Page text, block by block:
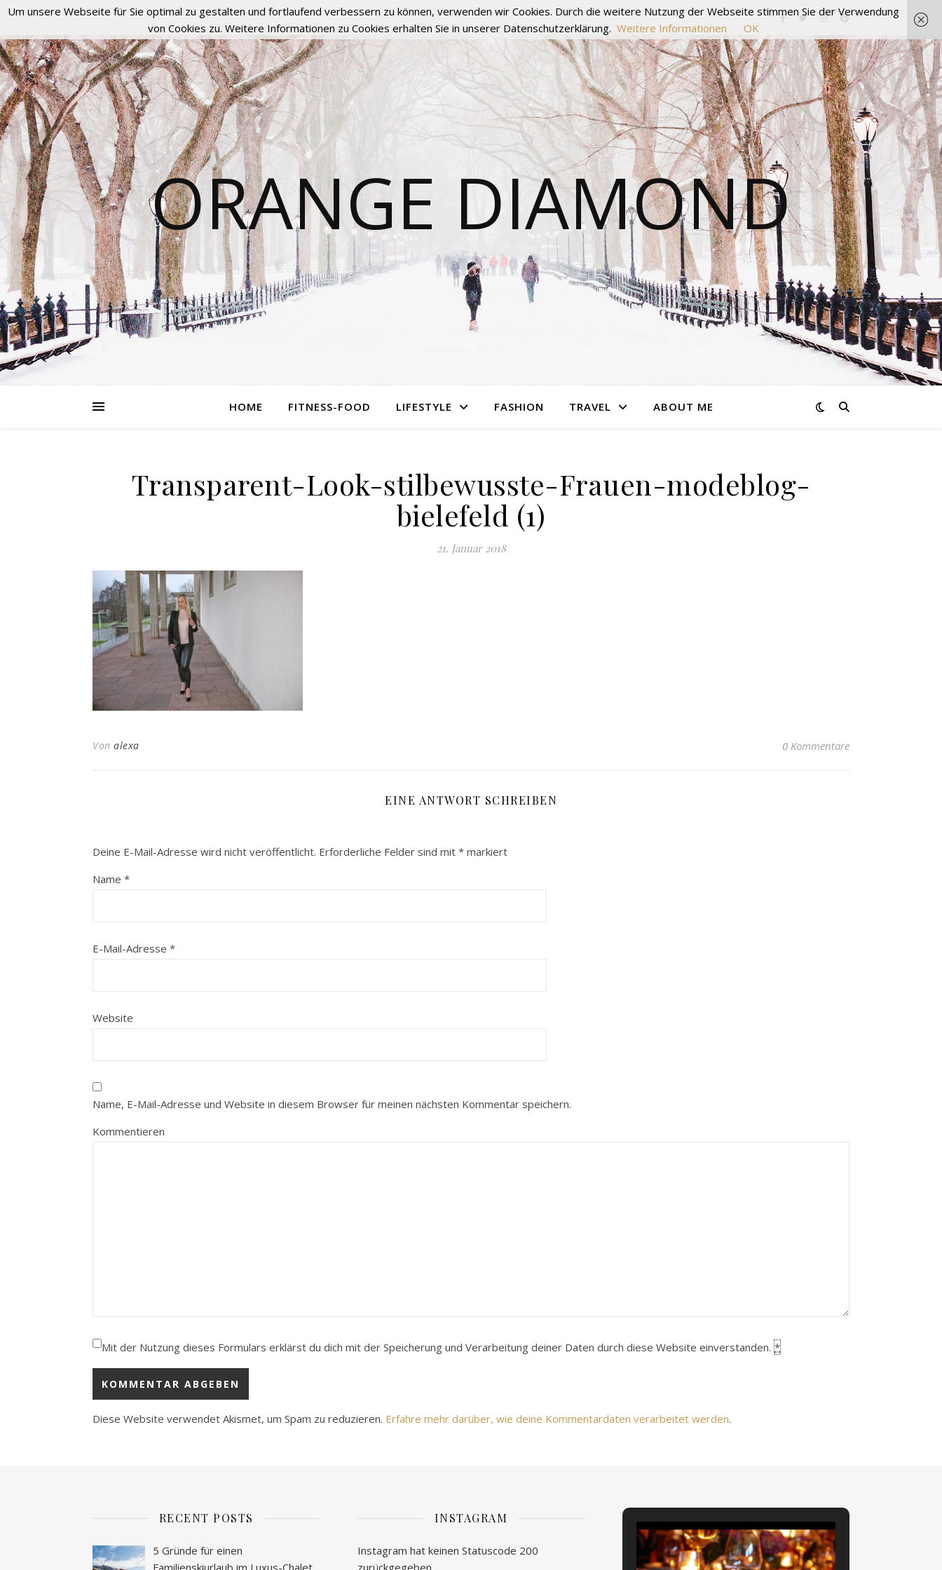
ORANGE DIAMOND
HOME FITNESS-FOOD LIFESTYLE FASHION TRAVEL ABOUT ME
Transparent-Look-stilbewusste-Frauen-modeblog-
bielefeld (1)
21. Januar 2018
Von alexa 0 Kommentare
EINE ANTWORT SCHREIBEN
Deine E-Mail-Adresse wird nicht veröffentlicht. Erforderliche Felder sind mit * markiert
Name *
E-Mail-Adresse *
Website
Name, E-Mail-Adresse und Website in diesem Browser für meinen nächsten Kommentar speichern.
Kommentieren
Mit der Nutzung dieses Formulars erklärst du dich mit der Speicherung und Verarbeitung deiner Daten durch diese Website einverstanden. *
Diese Website verwendet Akismet, um Spam zu reduzieren. Erfahre mehr darüber, wie deine Kommentardaten verarbeitet werden.
RECENT POSTS
5 Gründe für einen
Familienskiurlaub im Luxus-Chalet
INSTAGRAM
Instagram hat keinen Statuscode 200
zurückgegeben.
Um unsere Webseite für Sie optimal zu gestalten und fortlaufend verbessern zu können, verwenden wir Cookies. Durch die weitere Nutzung der Webseite stimmen Sie der Verwendung
von Cookies zu. Weitere Informationen zu Cookies erhalten Sie in unserer Datenschutzerklärung. Weitere Informationen OK